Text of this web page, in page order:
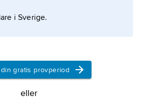
i Sverige.
din gratis provperiod
eller